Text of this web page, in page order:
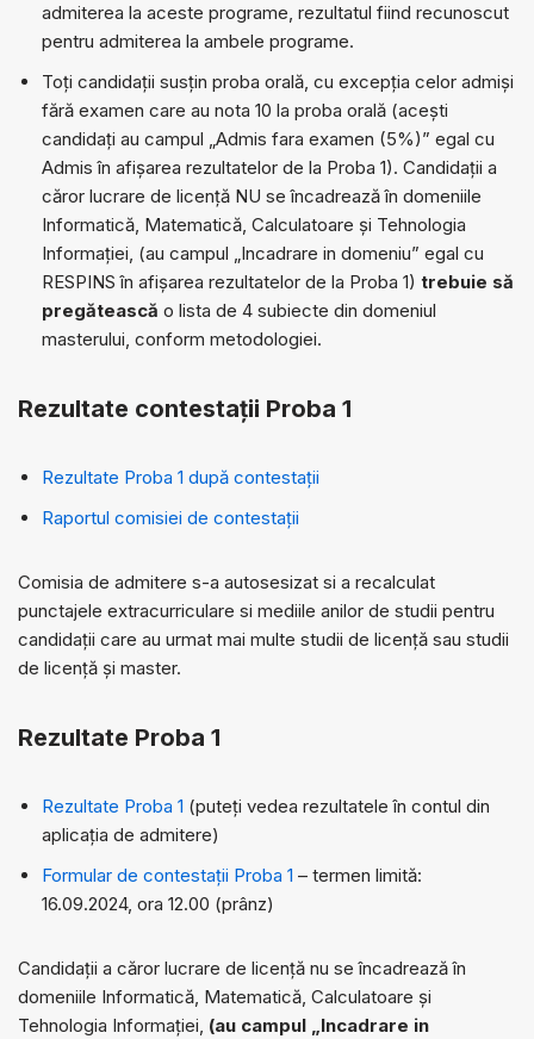
admiterea la aceste programe, rezultatul fiind recunoscut
pentru admiterea la ambele programe.
Toți candidații susțin proba orală, cu excepția celor admiși
fără examen care au nota 10 la proba orală (acești
candidați au campul „Admis fara examen (5%)” egal cu
Admis în afișarea rezultatelor de la Proba 1). Candidații a
căror lucrare de licență NU se încadrează în domeniile
Informatică, Matematică, Calculatoare și Tehnologia
Informației, (au campul „Incadrare in domeniu” egal cu
RESPINS în afișarea rezultatelor de la Proba 1) trebuie să
pregătească o lista de 4 subiecte din domeniul
masterului, conform metodologiei.
Rezultate contestații Proba 1
Rezultate Proba 1 după contestații
Raportul comisiei de contestații
Comisia de admitere s-a autosesizat si a recalculat
punctajele extracurriculare si mediile anilor de studii pentru
candidații care au urmat mai multe studii de licență sau studii
de licență și master.
Rezultate Proba 1
Rezultate Proba 1 (puteți vedea rezultatele în contul din
aplicația de admitere)
Formular de contestații Proba 1 – termen limită:
16.09.2024, ora 12.00 (prânz)
Candidații a căror lucrare de licență nu se încadrează în
domeniile Informatică, Matematică, Calculatoare și
Tehnologia Informației, (au campul „Incadrare in